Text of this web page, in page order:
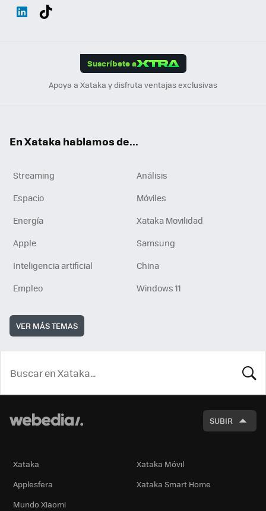
Suscríbete a
Apoya a Xataka y disfruta ventajas exclusivas
En Xataka hablamos de...
Streaming
Análisis
Espacio
Móviles
Energía
Xataka Movilidad
Apple
Samsung
Inteligencia artificial
China
Empleo
Windows 11
VER MÁS TEMAS
SUBIR
Xataka
Xataka Móvil
Applesfera
Xataka Smart Home
Mundo Xiaomi